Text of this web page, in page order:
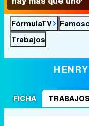
FórmulaTV
Trabajos
FICHA